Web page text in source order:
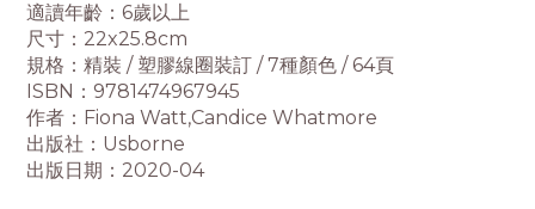
適讀年齡：6歲以上
尺寸：22x25.8cm
規格：精裝 / 塑膠線圈裝訂 / 7種顏色 / 64頁
ISBN：9781474967945
作者：Fiona Watt,Candice Whatmore
出版社：Usborne
出版日期：2020-04